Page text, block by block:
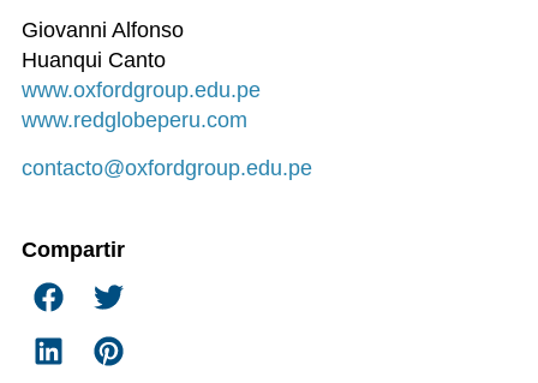
Giovanni Alfonso
Huanqui Canto
www.oxfordgroup.edu.pe
www.redglobeperu.com
contacto@oxfordgroup.edu.pe
Compartir